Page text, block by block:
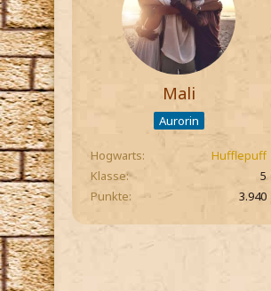
Mali
Aurorin
Hogwarts
Hufflepuff
Klasse
5
Punkte
3.940